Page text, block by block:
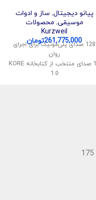
پیانو دیجیتال, ساز و ادوات
موسیقی, محصولات
Kurzweil
261,775,000تومان
128 صدای پلی‌فونیک برای اجرای
روان
16 صدای منتخب از کتابخانه KORE
1.0